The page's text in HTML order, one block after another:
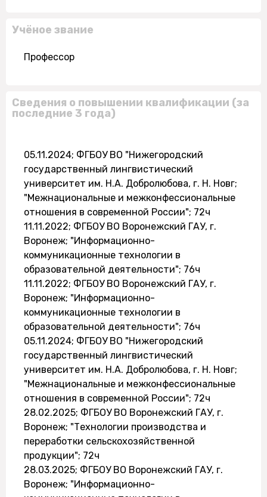
Учёное звание
Профессор
Сведения о повышении квалификации (за
последние 3 года)
05.11.2024; ФГБОУ ВО "Нижегородский
государственный лингвистический
университет им. Н.А. Добролюбова, г. Н. Новг;
"Межнациональные и межконфессиональные
отношения в современной России"; 72ч
11.11.2022; ФГБОУ ВО Воронежский ГАУ, г.
Воронеж; "Информационно-
коммуникационные технологии в
образовательной деятельности"; 76ч
11.11.2022; ФГБОУ ВО Воронежский ГАУ, г.
Воронеж; "Информационно-
коммуникационные технологии в
образовательной деятельности"; 76ч
05.11.2024; ФГБОУ ВО "Нижегородский
государственный лингвистический
университет им. Н.А. Добролюбова, г. Н. Новг;
"Межнациональные и межконфессиональные
отношения в современной России"; 72ч
28.02.2025; ФГБОУ ВО Воронежский ГАУ, г.
Воронеж; "Технологии производства и
переработки сельскохозяйственной
продукции"; 72ч
28.03.2025; ФГБОУ ВО Воронежский ГАУ, г.
Воронеж; "Информационно-